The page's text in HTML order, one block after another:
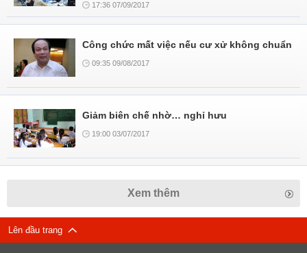
17:36 07/09/2017
Công chức mất việc nếu cư xử không chuẩn
09:35 09/08/2017
Giảm biên chế nhờ… nghỉ hưu
19:00 03/07/2017
Xem thêm
Lên đầu trang